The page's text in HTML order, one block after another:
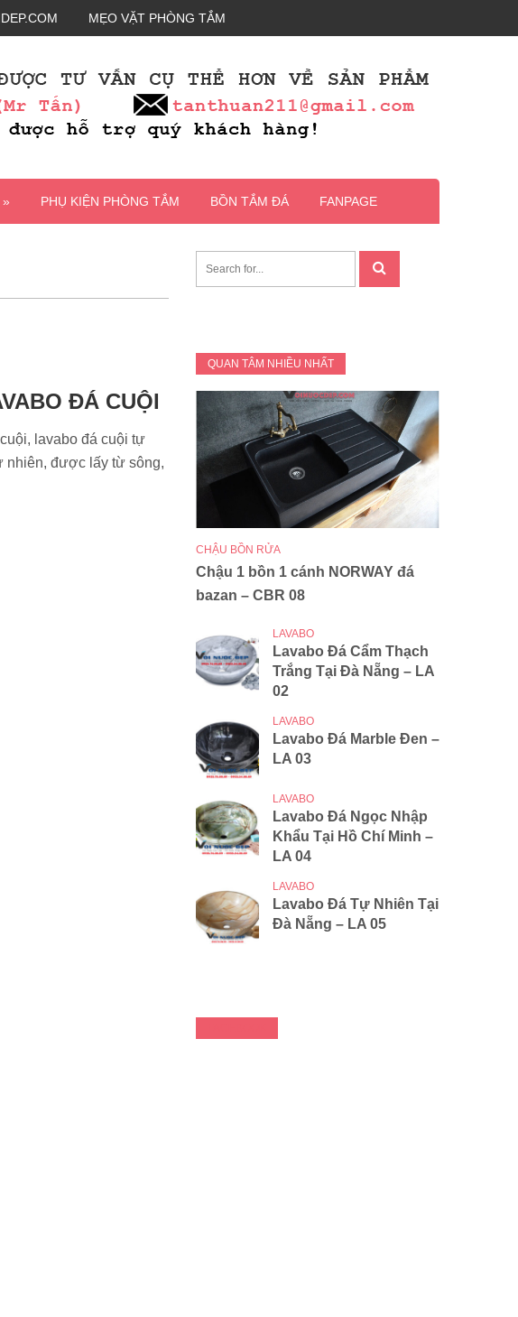
MẸO VẶT PHÒNG TẮM
PHỤ KIỆN PHÒNG TẮM BỒN TẮM ĐÁ FANPAGE
ĐÁ CUỘI
lavabo đá cuội tự
nhiên, được lấy từ sông,
QUAN TÂM NHIỀU NHẤT
CHẬU BỒN RỬA
Chậu 1 bồn 1 cánh NORWAY đá
bazan – CBR 08
LAVABO
Lavabo Đá Cẩm Thạch
Trắng Tại Đà Nẵng – LA
02
LAVABO
Lavabo Đá Marble Đen –
LA 03
LAVABO
Lavabo Đá Ngọc Nhập
Khẩu Tại Hồ Chí Minh –
LA 04
LAVABO
Lavabo Đá Tự Nhiên Tại
Đà Nẵng – LA 05